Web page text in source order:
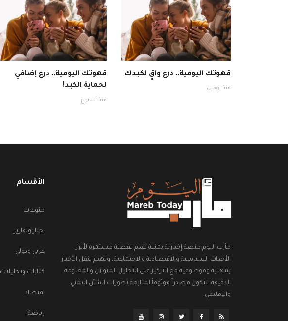
قهوتك اليومية.. درع واقٍ لكبدك
منذ يومين
قهوتك اليومية.. درع إضافي
لحماية الكبد!
منذ أسبوع
مأرب اليوم منصة إخبارية يمنية تقدم تغطية مستمرة لأبرز
الأحداث السياسية والاقتصادية والاجتماعية، وتهتم بنقل الأخبار
بمهنية وموضوعية مع التركيز على التحليل المتوازن والمعلومة
الدقيقة، لتكون مصدراً موثوقاً لمتابعة تطورات الشأن اليمني
والإقليمي.
الأقسام
منوعات
اخبار وتقارير
عربي ودولي
كتابات وتحليلات
اقتصاد
رياضة